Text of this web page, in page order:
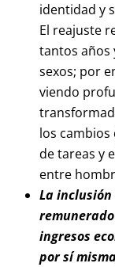
identidad y
El reajuste
tantos años
sexos; por
viendo
los cambios
de tareas y
entre
La
ingresos
por sí